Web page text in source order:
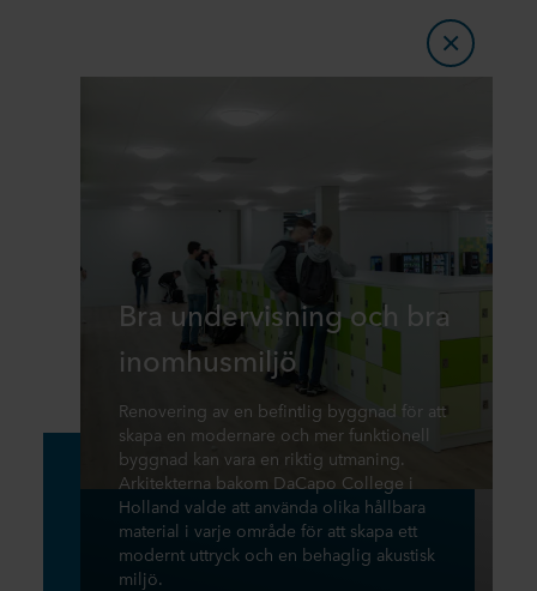
Bra undervisning och bra
inomhusmiljö
Renovering av en befintlig byggnad för att
skapa en modernare och mer funktionell
byggnad kan vara en riktig utmaning.
Arkitekterna bakom DaCapo College i
Holland valde att använda olika hållbara
material i varje område för att skapa ett
modernt uttryck och en behaglig akustisk
miljö.